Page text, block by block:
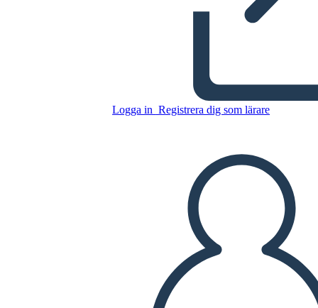
Logga in Registrera dig som lärare
Teckenuppsättning Mall
Kopiera denna storyboard
SKAPA EN STORYBOARD
SPELA UPP BILDSPEL
LÄS FÖR MIG